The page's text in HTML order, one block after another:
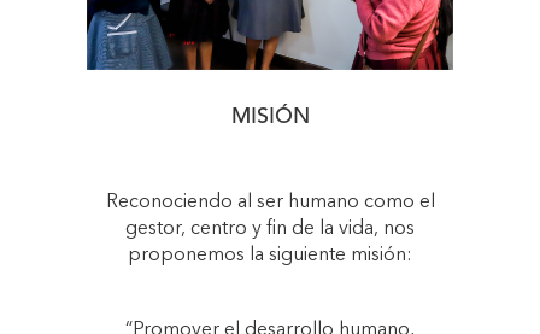
MISIÓN
Reconociendo al ser humano como el
gestor, centro y fin de la vida, nos
proponemos la siguiente misión: